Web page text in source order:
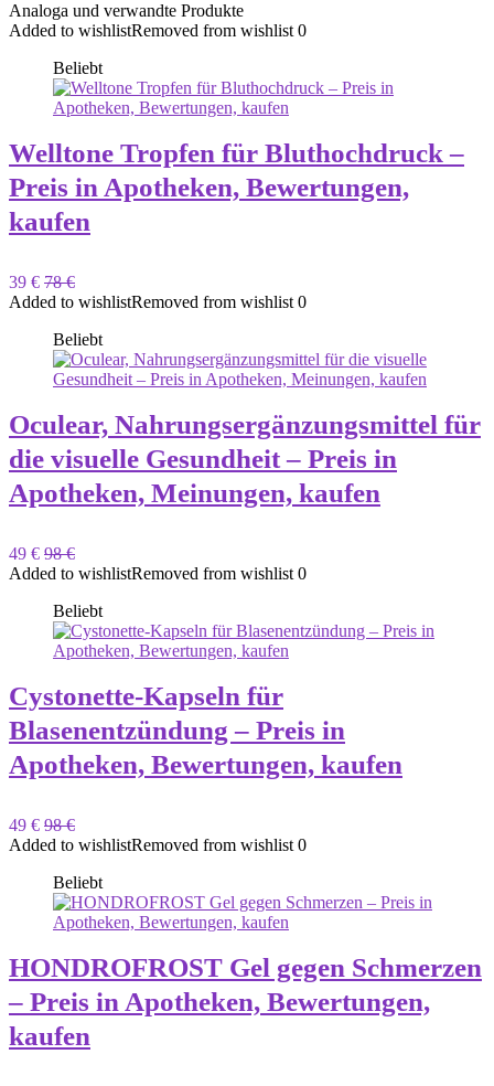
Analoga und verwandte Produkte
Added to wishlistRemoved from wishlist 0
Beliebt
Welltone Tropfen für Bluthochdruck –
Preis in Apotheken, Bewertungen,
kaufen
39 € 78 €
Added to wishlistRemoved from wishlist 0
Beliebt
Oculear, Nahrungsergänzungsmittel für
die visuelle Gesundheit – Preis in
Apotheken, Meinungen, kaufen
49 € 98 €
Added to wishlistRemoved from wishlist 0
Beliebt
Cystonette-Kapseln für
Blasenentzündung – Preis in
Apotheken, Bewertungen, kaufen
49 € 98 €
Added to wishlistRemoved from wishlist 0
Beliebt
HONDROFROST Gel gegen Schmerzen
– Preis in Apotheken, Bewertungen,
kaufen